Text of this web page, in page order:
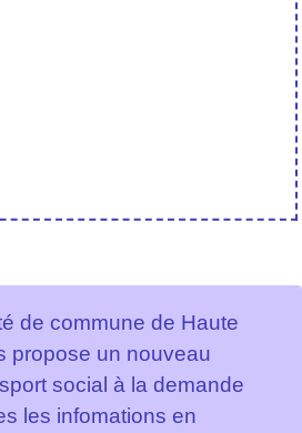
de commune de Haute
propose un nouveau
social à la demande
les infomations en